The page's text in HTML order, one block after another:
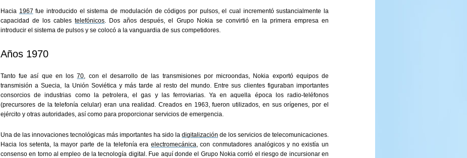
Hacia 1967 fue introducido el sistema de modulación de códigos por pulsos, el cual incrementó sustancialmente la
capacidad de los cablestelefónicos. Dos años después, el Grupo Nokia se convirtió en la primera empresa en
introducir el sistema de pulsos y se colocó a la vanguardia de sus competidores.
Años 1970
Tanto fue así que en los70, con el desarrollo de las transmisiones por microondas, Nokia exportó equipos de
transmisión a Suecia, la Unión Soviética y más tarde al resto del mundo. Entre sus clientes figuraban importantes
consorcios de industrias como la petrolera, el gas y las ferroviarias. Ya en aquella época los radio-teléfonos
(precursores de la telefonía celular) eran una realidad. Creados en 1963, fueron utilizados, en sus orígenes, por el
ejército y otras autoridades, así como para proporcionar servicios de emergencia.
Una de las innovaciones tecnológicas más importantes ha sido la digitalización de los servicios de telecomunicaciones.
Hacia los setenta, la mayor parte de la telefonía era electromecánica, con conmutadores analógicos y no existía un
consenso en torno al empleo de la tecnología digital. Fue aquí donde el Grupo Nokia corrió el riesgo de incursionar en